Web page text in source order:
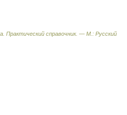
Практический справочник. — М.: Русский